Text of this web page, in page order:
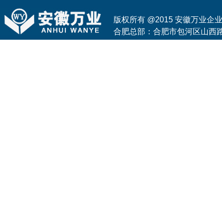
版权所有 @2015 安徽万业企
合肥总部：合肥市包河区山西